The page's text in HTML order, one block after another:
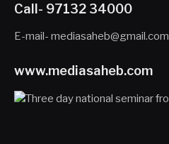
Call- 97132 34000
E-mail- mediasaheb@gmail.com
www.mediasaheb.com